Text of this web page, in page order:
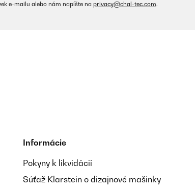
e-mailu alebo nám napíšte na privacy@chal-tec.com.
Informácie
Pokyny k likvidácií
Súťaž Klarstein o dizajnové mašinky